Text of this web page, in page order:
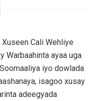
Cali Wehliye
Warbaahinta ayaa uga
iyo dowlada
isagoo xusay
adeegyada